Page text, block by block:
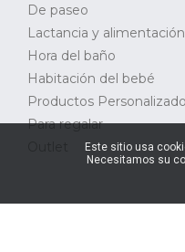
De paseo
Lactancia y alimentación
Hora del baño
Habitación del bebé
Productos
Para regalar
Este sitio usa
Necesitamos su